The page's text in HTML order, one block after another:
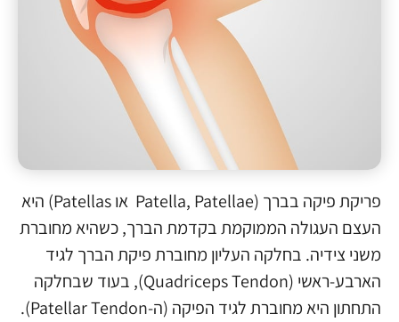
פריקת פיקה בברך (Patella, Patellae או Patellas) היא
העצם העגולה הממוקמת בקדמת הברך, כשהיא מחוברת
משני צידיה. בחלקה העליון מחוברת פיקת הברך לגיד
הארבע-ראשי (Quadriceps Tendon), בעוד שבחלקה
התחתון היא מחוברת לגיד הפיקה (ה-Patellar Tendon).